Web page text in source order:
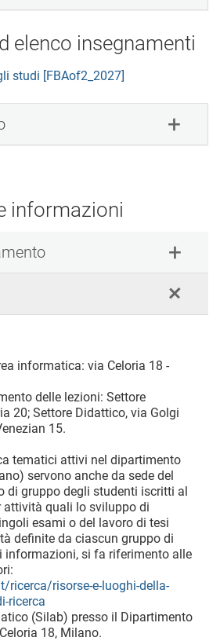
elenco insegnamenti
studi [FBAof2_2027]
informazioni
informatica: via Celoria 18 -
delle lezioni: Settore
20; Settore Didattico, via Golgi
15.
tematici attivi nel dipartimento
servono anche da sede del
di gruppo degli studenti iscritti al
attività quali lo sviluppo di
esami o del lavoro di tesi
definite da ciascun gruppo di
informazioni, si fa riferimento alle
risorse-e-luoghi-della-
ricerca
(Silab) presso il Dipartimento
18, Milano.